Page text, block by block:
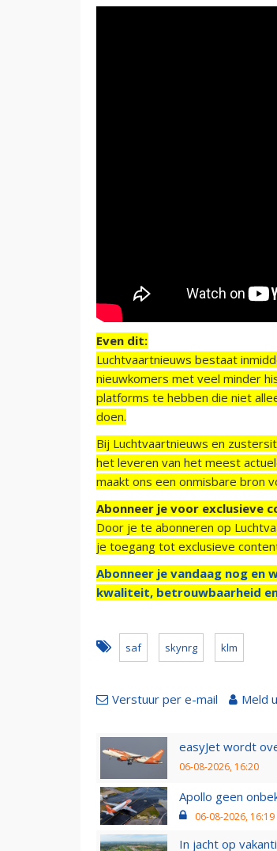
Even dit:
Luchtvaartnieuws bestaat
nieuwkomers met veel minder
platforms te hebben die niet
doen.
Bij Luchtvaartnieuws en
het leveren van het meest
maakt ons een onmisbare bron
Abonneer je voor exclusieve
Door je te abonneren op
je toegang tot exclusieve
Abonneer je vandaag nog en
kwaliteit, betrouwbaarheid
saf skynrg klm
Verstuur per e-mail Meld
easyJet wordt
06-08-2026, 16:20
Apollo geen
06-08-2026, 16:19
In jacht op